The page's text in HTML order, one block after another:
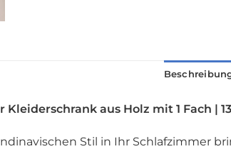
aus Holz mit 1 Fach |
Stil in Ihr Schlafzimmer